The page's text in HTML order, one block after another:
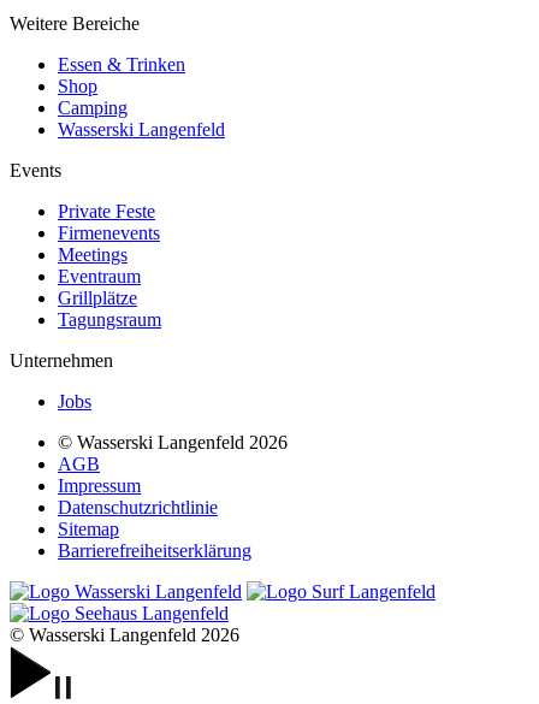
Weitere Bereiche
Essen & Trinken
Shop
Camping
Wasserski Langenfeld
Events
Private Feste
Firmenevents
Meetings
Eventraum
Grillplätze
Tagungsraum
Unternehmen
Jobs
© Wasserski Langenfeld 2026
AGB
Impressum
Datenschutzrichtlinie
Sitemap
Barrierefreiheits­erklärung
© Wasserski Langenfeld 2026